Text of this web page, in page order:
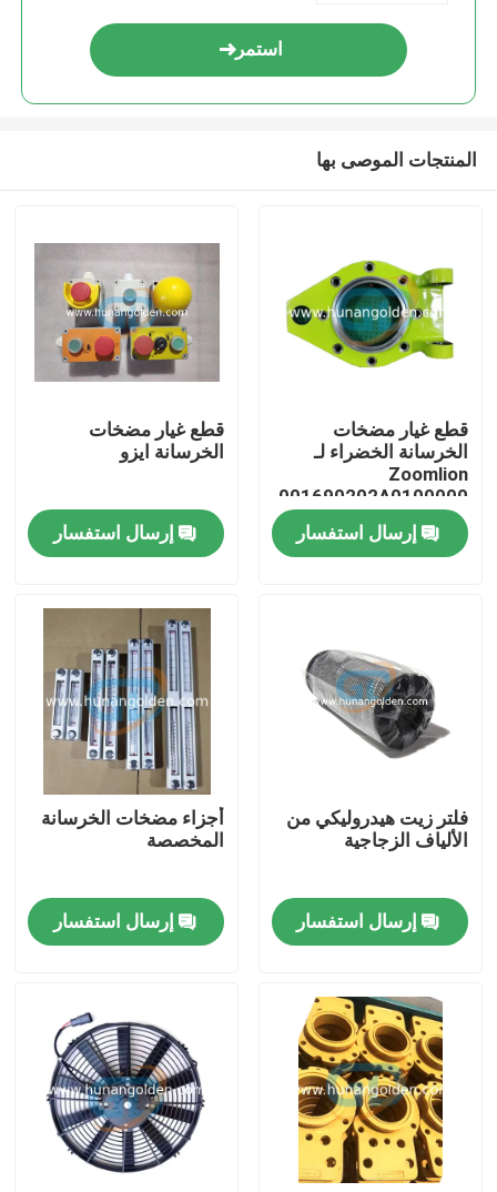
بيت
معلومات عنا
جولة في المعمل
رقابة جودة
اتصل بنا
اطلب اقتباس
قطع غيار مضخة الخرسانة
أنبوب توصيل مضخة الخرسانة
استمر
المنتجات الموصى بها
قطع غيار مضخات
الخرسانة الخضراء لـ
Zoomlion
001690202A0100000
إرسال استفسار
قطع غيار مضخات
الخرسانة ايزو
إرسال استفسار
فلتر زيت هيدروليكي من
الألياف الزجاجية
إرسال استفسار
أجزاء مضخات الخرسانة
المخصصة
إرسال استفسار